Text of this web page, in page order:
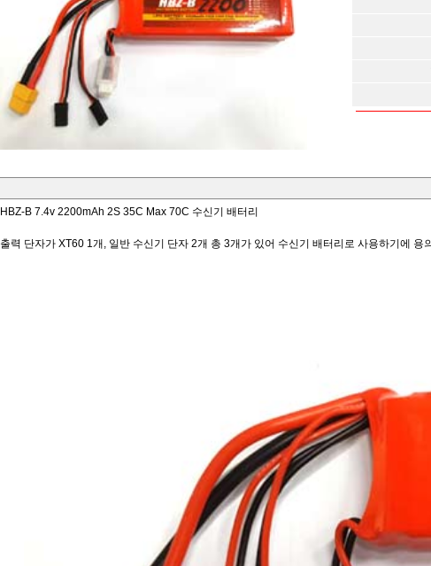
HBZ-B 7.4v 2200mAh 2S 35C Max 70C 수신기 배터리
출력 단자가 XT60 1개, 일반 수신기 단자 2개 총 3개가 있어 수신기 배터리로 사용하기에 용